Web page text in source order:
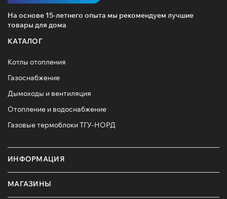
На основе 15-летнего опыта мы рекомендуем лучшие
товары для дома
КАТАЛОГ
Котлы отопления
Газоснабжение
Дымоходы и вентиляция
Отопление и водоснабжение
Газовые термоблоки ТГУ-НОРД
ИНФОРМАЦИЯ
МАГАЗИНЫ